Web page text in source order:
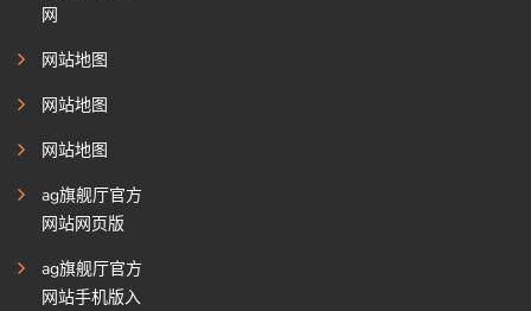
网
网站地图
网站地图
网站地图
ag旗舰厅官方
网站网页版
ag旗舰厅官方
网站手机版入